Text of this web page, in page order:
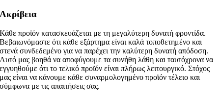
Ακρίβεια
Κάθε προϊόν κατασκευάζεται με τη μεγαλύτερη δυνατή φροντίδα.
Βεβαιωνόμαστε ότι κάθε εξάρτημα είναι καλά τοποθετημένο και
στενά συνδεδεμένο για να παρέχει την καλύτερη δυνατή απόδοση.
Αυτό μας βοηθά να αποφύγουμε τα συνήθη λάθη και ταυτόχρονα να
εγγυηθούμε ότι το τελικό προϊόν είναι πλήρως λειτουργικό. Στόχος
μας είναι να κάνουμε κάθε συναρμολογημένο προϊόν τέλειο και
σύμφωνα με τις απαιτήσεις σας.